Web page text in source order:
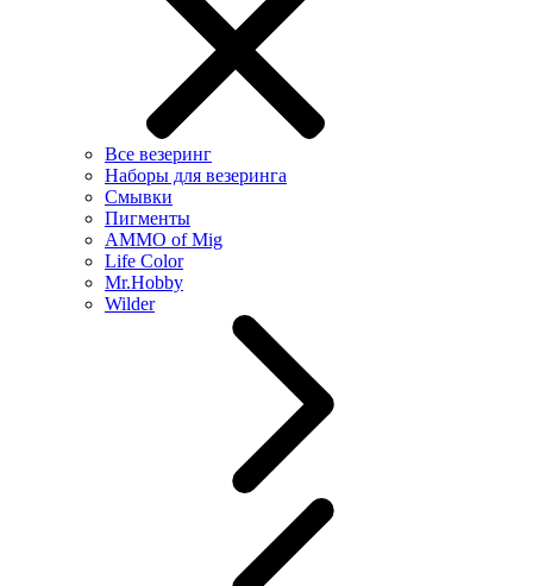
Все везеринг
Наборы для везеринга
Смывки
Пигменты
AMMO of Mig
Life Color
Mr.Hobby
Wilder